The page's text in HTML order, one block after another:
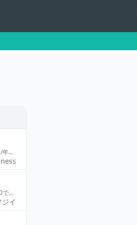
お世話になります。 国産（瀬戸内）レモンを原料として提供したく、相談です。 国産レモンはその生産量が約1万トン/年、加工果においても3000トン/年ほどと限られた原料となっております。 美容とのイメージが想起されるレモン、また国産といった付加価値原料として利用を検討されている方おりましたらご連絡下さい。 弊社は農業生産法人を合弁にて設立、26年より国産レモンの生産振興を開始しており10年後には新たに100haを作付け予定、新たに3000トン/年の新規収穫を見込んでいます。 情報交換からでも構いませんので、よろしくお願いします。
【ターゲット】 例）20~40代向けの女性 【想定ロット】 例）100個~ 【成分について】 例）◯◯、△△、□□ 【製造予算について】 例）1個あたり¥500で販売予定 【ケースについて】 例）1回あたり少量ずつ利用していただく想定のため、チューブ形式を想定 【容量について」 例）1個あたり約200ml想定 【コメント】
ジイ